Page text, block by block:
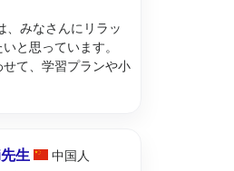
、みなさんにリラッ
と思っています。
て、学習プランや小
生 中国 人